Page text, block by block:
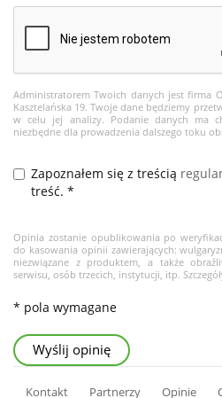
Administratorem Twoich danych jest firma
Kasztelańska 19. Twoje dane będziemy
w celu jej analizy. Podanie danych ma
niezbędne dla prowadzenia dalszego toku
Zapoznałem się z treścią
treść. *
Opinia zostanie opublikowania po
do kasowania opinii zawierających:
niezwiązane z produktem, a także
serwisu, osób trzecich, instytucji, itp.
* pola wymagane
Wyślij opinię
Kontakt Partnerzy Opinie